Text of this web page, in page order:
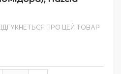
ПРО ЦЕЙ ТОВАР